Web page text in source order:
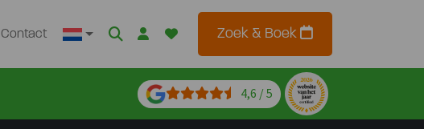
Contact Zoek & Boek
4,6 / 5